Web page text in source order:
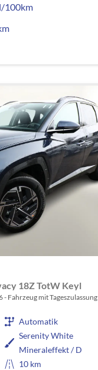
100km
18Z TotW Keyl
Fahrzeug mit Tageszulassung
Automatik
Serenity White
Mineraleffekt / D
10 km